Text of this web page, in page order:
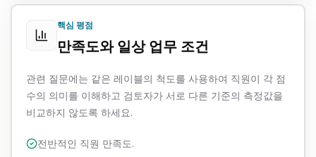
핵심 평점
만족도와 일상 업무 조건
관련 질문에는 같은 레이블의 척도를 사용하여 직원이 각 점
수의 의미를 이해하고 검토자가 서로 다른 기준의 측정값을
비교하지 않도록 하세요.
전반적인 직원 만족도.